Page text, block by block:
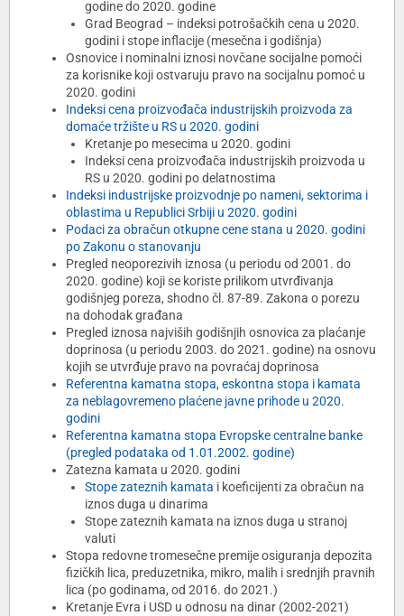
godine do 2020. godine
Grad Beograd – indeksi potrošačkih cena u 2020.
godini i stope inflacije (mesečna i godišnja)
Osnovice i nominalni iznosi novčane socijalne pomoći
za korisnike koji ostvaruju pravo na socijalnu pomoć u
2020. godini
Indeksi cena proizvođača industrijskih proizvoda za
domaće tržište u RS u 2020. godini
Kretanje po mesecima u 2020. godini
Indeksi cena proizvođača industrijskih proizvoda u
RS u 2020. godini po delatnostima
Indeksi industrijske proizvodnje po nameni, sektorima i
oblastima u Republici Srbiji u 2020. godini
Podaci za obračun otkupne cene stana u 2020. godini
po Zakonu o stanovanju
Pregled neoporezivih iznosa (u periodu od 2001. do
2020. godine) koji se koriste prilikom utvrđivanja
godišnjeg poreza, shodno čl. 87-89. Zakona o porezu
na dohodak građana
Pregled iznosa najviših godišnjih osnovica za plaćanje
doprinosa (u periodu 2003. do 2021. godine) na osnovu
kojih se utvrđuje pravo na povraćaj doprinosa
Referentna kamatna stopa, eskontna stopa i kamata
za neblagovremeno plaćene javne prihode u 2020.
godini
Referentna kamatna stopa Evropske centralne banke
(pregled podataka od 1.01.2002. godine)
Zatezna kamata u 2020. godini
Stope zateznih kamata i koeficijenti za obračun na
iznos duga u dinarima
Stope zateznih kamata na iznos duga u stranoj
valuti
Stopa redovne tromesečne premije osiguranja depozita
fizičkih lica, preduzetnika, mikro, malih i srednjih pravnih
lica (po godinama, od 2016. do 2021.)
Kretanje Evra i USD u odnosu na dinar (2002-2021)